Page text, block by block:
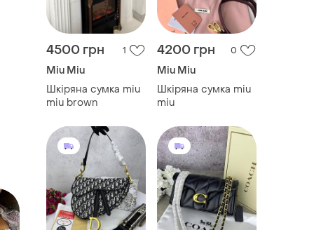
4500 грн 1
Miu Miu
Шкіряна сумка miu
miu brown
4200 грн 0
Miu Miu
Шкіряна сумка miu
miu